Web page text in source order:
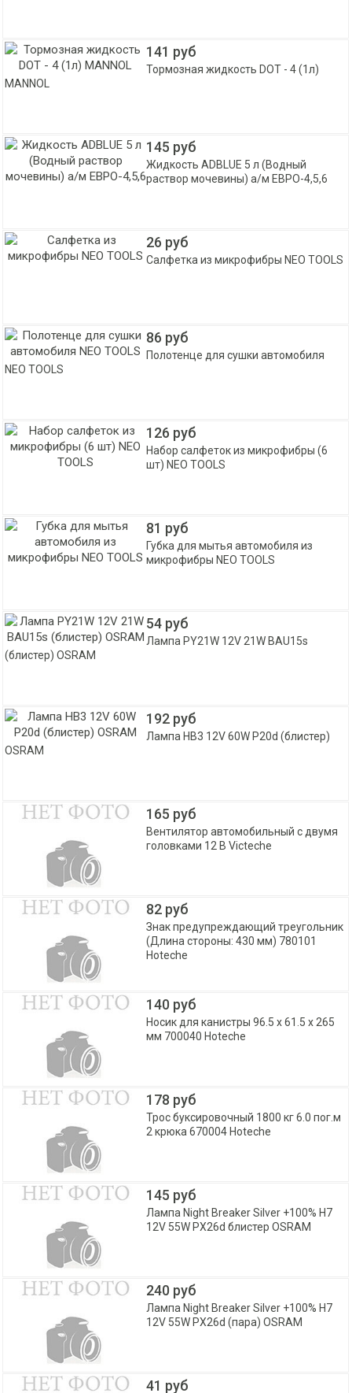
141 руб
Тормозная жидкость DOT - 4 (1л)
MANNOL
145 руб
Жидкость ADBLUE 5 л (Водный
раствор мочевины) а/м ЕВРО-4,5,6
26 руб
Салфетка из микрофибры NEO TOOLS
86 руб
Полотенце для сушки автомобиля
NEO TOOLS
126 руб
Набор салфеток из микрофибры (6
шт) NEO TOOLS
81 руб
Губка для мытья автомобиля из
микрофибры NEO TOOLS
54 руб
Лампа PY21W 12V 21W BAU15s
(блистер) OSRAM
192 руб
Лампа HB3 12V 60W P20d (блистер)
OSRAM
165 руб
Вентилятор автомобильный с двумя
головками 12 В Victeche
82 руб
Знак предупреждающий треугольник
(Длина стороны: 430 мм) 780101
Hoteche
140 руб
Носик для канистры 96.5 х 61.5 х 265
мм 700040 Hoteche
178 руб
Трос буксировочный 1800 кг 6.0 пог.м
2 крюка 670004 Hoteche
145 руб
Лампа Night Breaker Silver +100% H7
12V 55W PX26d блистер OSRAM
240 руб
Лампа Night Breaker Silver +100% H7
12V 55W PX26d (пара) OSRAM
41 руб